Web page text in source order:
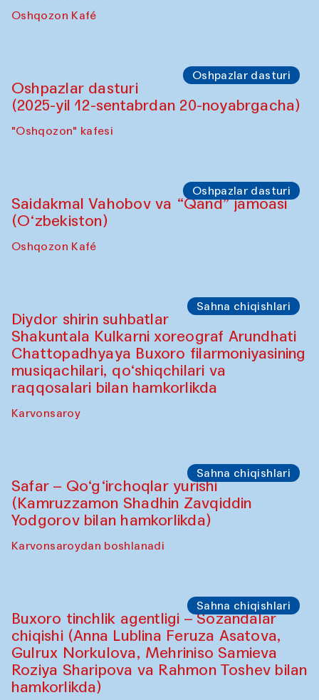
Oshqozon Kafé
Oshpazlar dasturi
Oshpazlar dasturi
(2025-yil 12-sentabrdan 20-noyabrgacha)
"Oshqozon" kafesi
Oshpazlar dasturi
Saidakmal Vahobov va “Qand” jamoasi
(O‘zbekiston)
Oshqozon Kafé
Sahna chiqishlari
Diydor shirin suhbatlar
Shakuntala Kulkarni xoreograf Arundhati
Chattopadhyaya Buxoro filarmoniyasining
musiqachilari, qo‘shiqchilari va
raqqosalari bilan hamkorlikda
Karvonsaroy
Sahna chiqishlari
Safar – Qo‘g‘irchoqlar yurishi
(Kamruzzamon Shadhin Zavqiddin
Yodgorov bilan hamkorlikda)
Karvonsaroydan boshlanadi
Sahna chiqishlari
Buxoro tinchlik agentligi – Sozandalar
chiqishi (Anna Lublina Feruza Asatova,
Gulrux Norkulova, Mehriniso Samieva
Roziya Sharipova va Rahmon Toshev bilan
hamkorlikda)